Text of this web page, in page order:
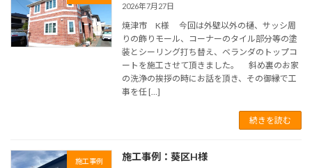
2026年7月27日
焼津市 K様 今回は外壁以外の樋、サッシ周
りの飾りモール、コーナーのタイル部分等の塗
装とシーリング打ち替え、ベランダのトップコ
ートを施工させて頂きました。 斜め裏のお家
の洗浄の挨拶の時にお話を頂き、その御縁で工
事を任 […]
続きを読む
施工事例 施工事例：葵区H様